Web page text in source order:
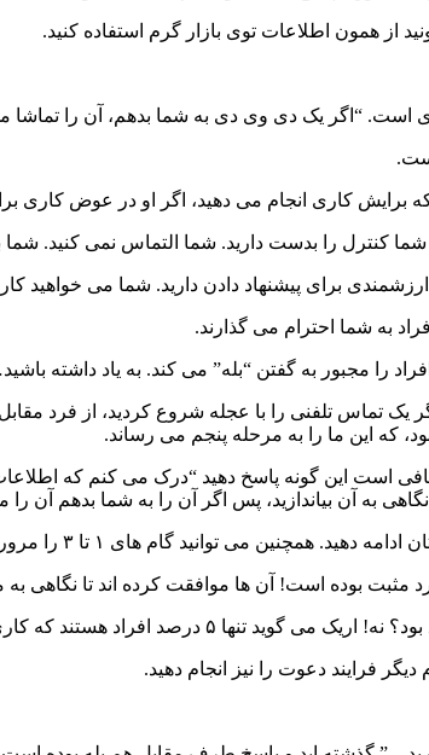
از همون اطلاعات توی بازار گرم استفاده کنید.
“اگر یک دی وی دی به شما بدهم، آن را تماشا
کاری انجام می دهید، اگر او در عوض کاری
کنترل را بدست دارید. شما التماس نمی کنید. شما
برای پیشنهاد دادن دارید. شما می خواهید
به شما احترام می گذارند.
را مجبور به گفتن “بله” می کند. به یاد
یک تماس تلفنی را با عجله شروع کردید، از فرد
است این گونه پاسخ دهید “درک می کنم که
به آن بیاندازید، پس اگر آن را به شما بدهم آن را
تا ببینید چه چیز را متفاوت انجام داده اید. محتوای مورد نظر را به آن ها ندهید!
بوده است! آن ها موافقت کرده اند تا نگاهی به
که گفته اند را انجام می دهند… ۵ درصد عدد خوبی نیست.